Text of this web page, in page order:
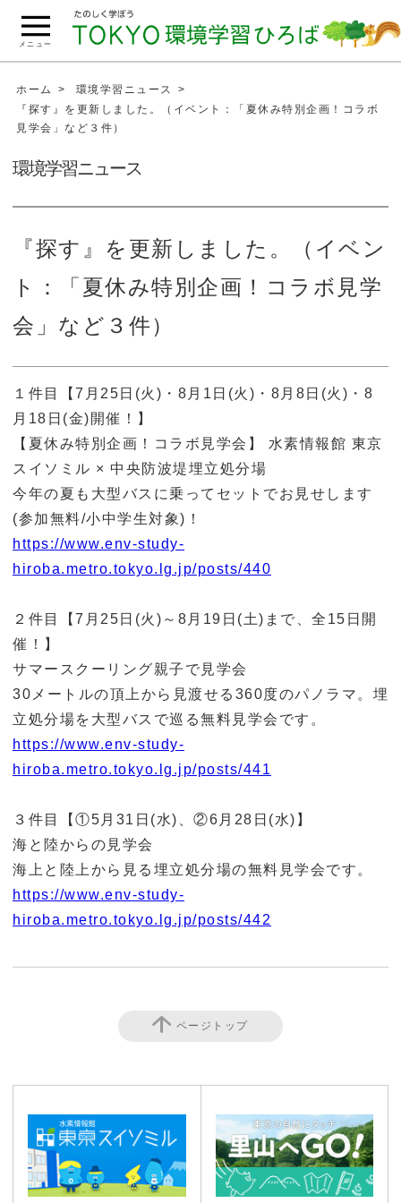
ペ
へ
メニュー
ホーム
環境学習ニュース
『探す』を更新しました。（イベント：「夏休み特別企画！コラボ
見学会」など３件）
環境学習ニュース
『探す』を更新しました。（イベン
ト：「夏休み特別企画！コラボ見学
会」など３件）
１件目【7月25日(火)・8月1日(火)・8月8日(火)・8
月18日(金)開催！】
【夏休み特別企画！コラボ見学会】 水素情報館 東京
スイソミル × 中央防波堤埋立処分場
今年の夏も大型バスに乗ってセットでお見せします
(参加無料/小中学生対象)！
https://www.env-study-
hiroba.metro.tokyo.lg.jp/posts/440
２件目【7月25日(火)～8月19日(土)まで、全15日開
催！】
サマースクーリング親子で見学会
30メートルの頂上から見渡せる360度のパノラマ。埋
立処分場を大型バスで巡る無料見学会です。
https://www.env-study-
hiroba.metro.tokyo.lg.jp/posts/441
３件目【①5月31日(水)、②6月28日(水)】
海と陸からの見学会
海上と陸上から見る埋立処分場の無料見学会です。
https://www.env-study-
hiroba.metro.tokyo.lg.jp/posts/442
ページトップ